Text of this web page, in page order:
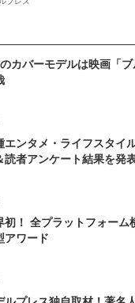
カバーモデルは映画「
エンタメ・ライフスタイ
読者アンケート結果を発
初！ 全プラットフォーム
アワード